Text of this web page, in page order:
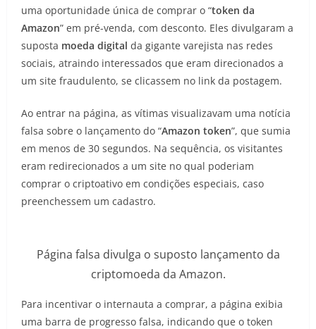
uma oportunidade única de comprar o “token da
Amazon” em pré-venda, com desconto. Eles divulgaram a
suposta moeda digital da gigante varejista nas redes
sociais, atraindo interessados que eram direcionados a
um site fraudulento, se clicassem no link da postagem.
Ao entrar na página, as vítimas visualizavam uma notícia
falsa sobre o lançamento do “Amazon token”, que sumia
em menos de 30 segundos. Na sequência, os visitantes
eram redirecionados a um site no qual poderiam
comprar o criptoativo em condições especiais, caso
preenchessem um cadastro.
Página falsa divulga o suposto lançamento da
criptomoeda da Amazon.
Para incentivar o internauta a comprar, a página exibia
uma barra de progresso falsa, indicando que o token